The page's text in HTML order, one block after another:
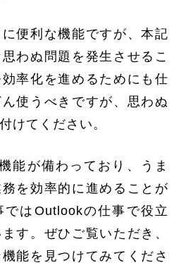
便利な機能ですが、本記
わぬ問題を発生させるこ
率化を進めるためにも仕
使うべきですが、思わぬ
けてください。
能が備わっており、うま
を効率的に進めることが
ではOutlookの仕事で役立
す。ぜひご覧いただき、
能を見つけてみてくださ